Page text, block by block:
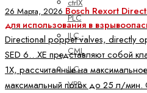
PLC
ILC -
CML
ILC -
VPB
26 Марта, 2026 Bosch Rexort
для использования в
Directional poppet valves, directly
SED 6…XE представляют собой
1X, рассчитанные на
максимальный поток до 25 л/